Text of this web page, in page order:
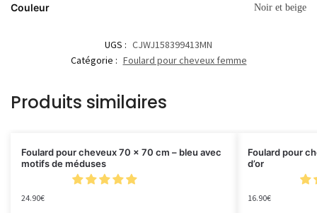
Couleur Noir et beige
UGS : CJWJ158399413MN
Catégorie : Foulard pour cheveux femme
Produits similaires
Foulard pour cheveux 70 x 70 cm – bleu avec
motifs de méduses
24.90€
Foulard pour
d’or
16.90€